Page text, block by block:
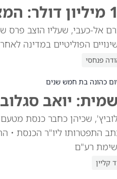
מתהדק
הפוליטיים במדינה
פנחסי
כהונה בת חמש שנים
יואב
רע"ם
קליין